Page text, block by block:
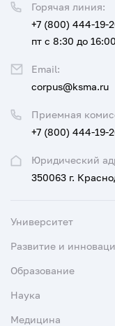
Юридический
350063 г.
Приемная
+7 (800) 444-19-
Горячая линия:
+7 (800) 444-19-
пт с 8:30 до
Email:
corpus@ksma.ru
Университет
Развитие и
Образование
Наука
Медицина